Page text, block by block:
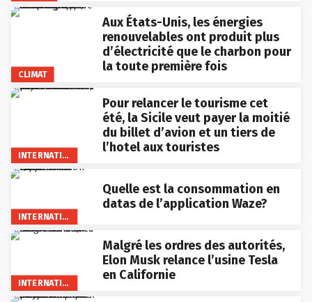
CLIMAT
Aux États-Unis, les énergies
renouvelables ont produit plus
d’électricité que le charbon pour
la toute première fois
INTERNATIONAL
Pour relancer le tourisme cet
été, la Sicile veut payer la moitié
du billet d’avion et un tiers de
l’hotel aux touristes
INTERNATIONAL
Quelle est la consommation en
datas de l’application Waze?
INTERNATIONAL
Malgré les ordres des autorités,
Elon Musk relance l’usine Tesla
en Californie